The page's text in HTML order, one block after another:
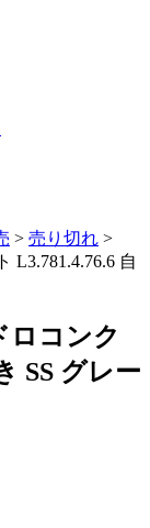
> 売り切れ >
L3.781.4.76.6 自
ロコンク
SS グレー